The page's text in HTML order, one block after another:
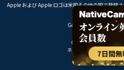
Apple および Apple ロゴは米国その他の国で登録
Apple Inc. のサービス
Google Play は Google
Copyright © 2026 オ
ネイティブキャンプ All